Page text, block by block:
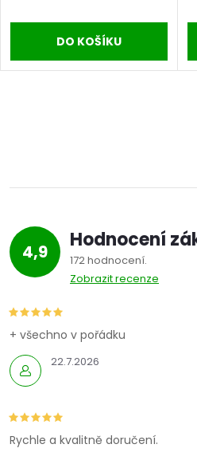
DO KOŠÍKU
4,9 Hodnocení
172 hodnocení
Zobrazit recenze
22.7.2026
+ všechno v pořádku
Rychle a kvalitně doručení.